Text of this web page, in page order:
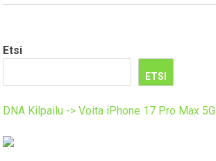
Etsi
ETSI
DNA Kilpailu -> Voita iPhone 17 Pro Max 5G